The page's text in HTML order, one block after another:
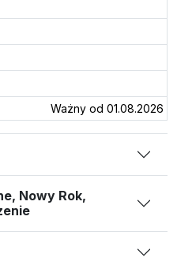
Ważny od 01.08.2026
Nowy Rok,